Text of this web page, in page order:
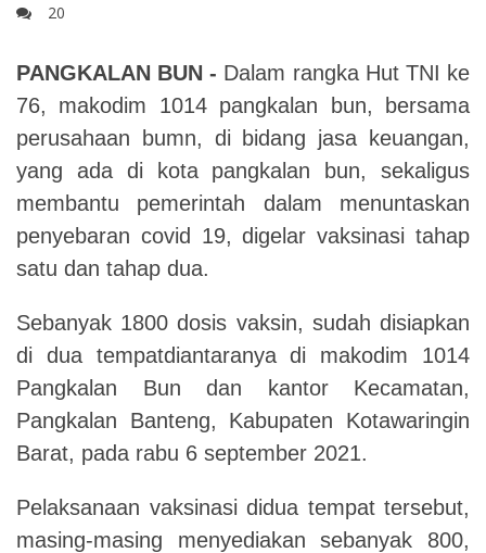
20
PANGKALAN BUN - Dalam rangka Hut TNI ke
76, makodim 1014 pangkalan bun, bersama
perusahaan bumn, di bidang jasa keuangan,
yang ada di kota pangkalan bun, sekaligus
membantu pemerintah dalam menuntaskan
penyebaran covid 19, digelar vaksinasi tahap
satu dan tahap dua.
Sebanyak 1800 dosis vaksin, sudah disiapkan
di dua tempatdiantaranya di makodim 1014
Pangkalan Bun dan kantor Kecamatan,
Pangkalan Banteng, Kabupaten Kotawaringin
Barat, pada rabu 6 september 2021.
Pelaksanaan vaksinasi didua tempat tersebut,
masing-masing menyediakan sebanyak 800,